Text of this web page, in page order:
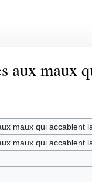
aux maux
maux qui accablent
maux qui accablent